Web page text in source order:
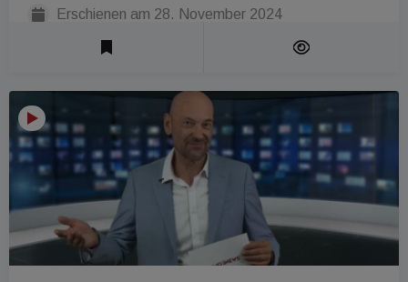
Erschienen am 28. November 2024